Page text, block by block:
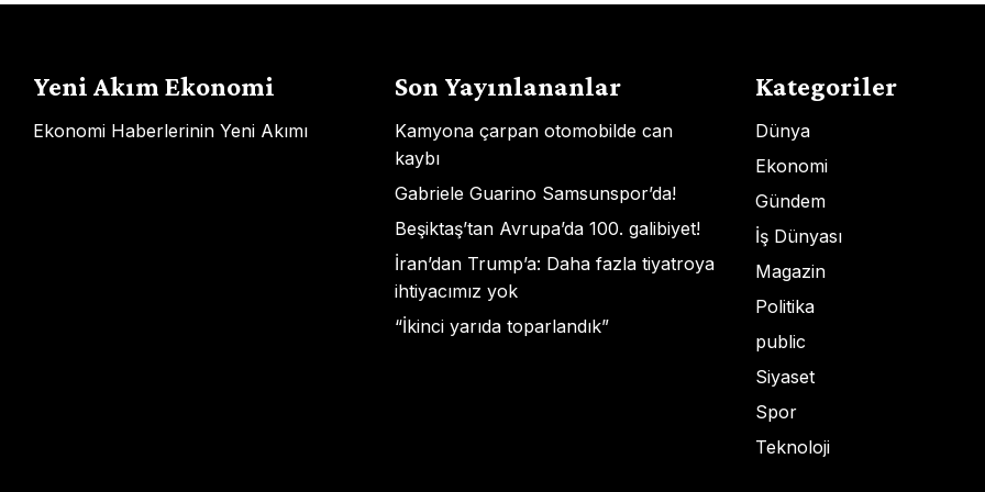
Yeni Akım Ekonomi
Ekonomi Haberlerinin Yeni Akımı
Son Yayınlananlar
Kamyona çarpan otomobilde can
kaybı
Gabriele Guarino Samsunspor’da!
Beşiktaş’tan Avrupa’da 100. galibiyet!
İran’dan Trump’a: Daha fazla tiyatroya
ihtiyacımız yok
“İkinci yarıda toparlandık”
Kategoriler
Dünya
Ekonomi
Gündem
İş Dünyası
Magazin
Politika
public
Siyaset
Spor
Teknoloji